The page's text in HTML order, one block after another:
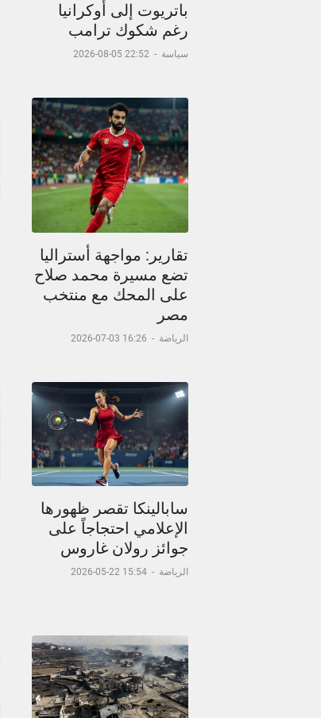
باتريوت إلى أوكرانيا
رغم شكوك ترامب
سياسة -
22:52 05-08-2026
تقارير: مواجهة أستراليا
تضع مسيرة محمد صلاح
على المحك مع منتخب
مصر
الرياضة -
16:26 03-07-2026
سابالينكا تقصر ظهورها
الإعلامي احتجاجاً على
جوائز رولان غاروس
الرياضة -
15:54 22-05-2026